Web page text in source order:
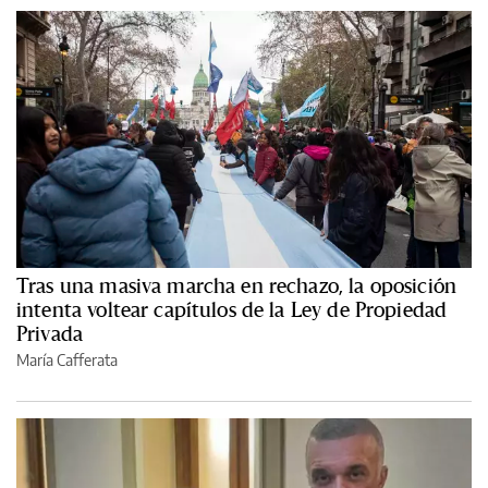
Tras una masiva marcha en rechazo, la oposición
intenta voltear capítulos de la Ley de Propiedad
Privada
María Cafferata